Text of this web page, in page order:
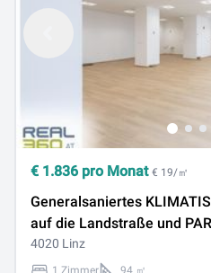
€ 1.836 pro Monat € 19/㎡
Generalsaniertes
auf die Landstraße und
4020 Linz
1 Zimmer 94 ㎡